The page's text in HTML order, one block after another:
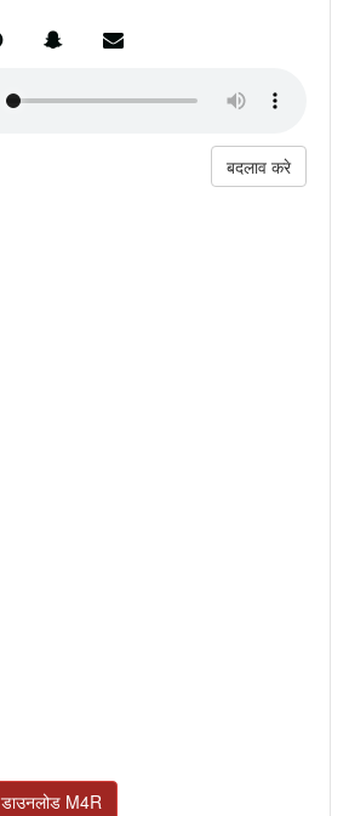
बदलाव करे
डाउनलोड M4R